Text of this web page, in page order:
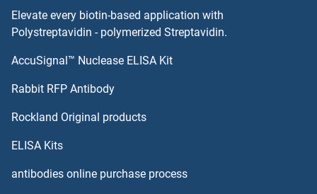
KRT16 Kits ELISA
Lactate Dehydrogenase C Kits ELISA
Lactoferrin Kits ELISA
Ladinin 1 Kits ELISA
Elevate every biotin-based application with
Polystreptavidin - polymerized Streptavidin.
AccuSignal™ Nuclease ELISA Kit
Rabbit RFP Antibody
Rockland Original products
ELISA Kits
antibodies online purchase process